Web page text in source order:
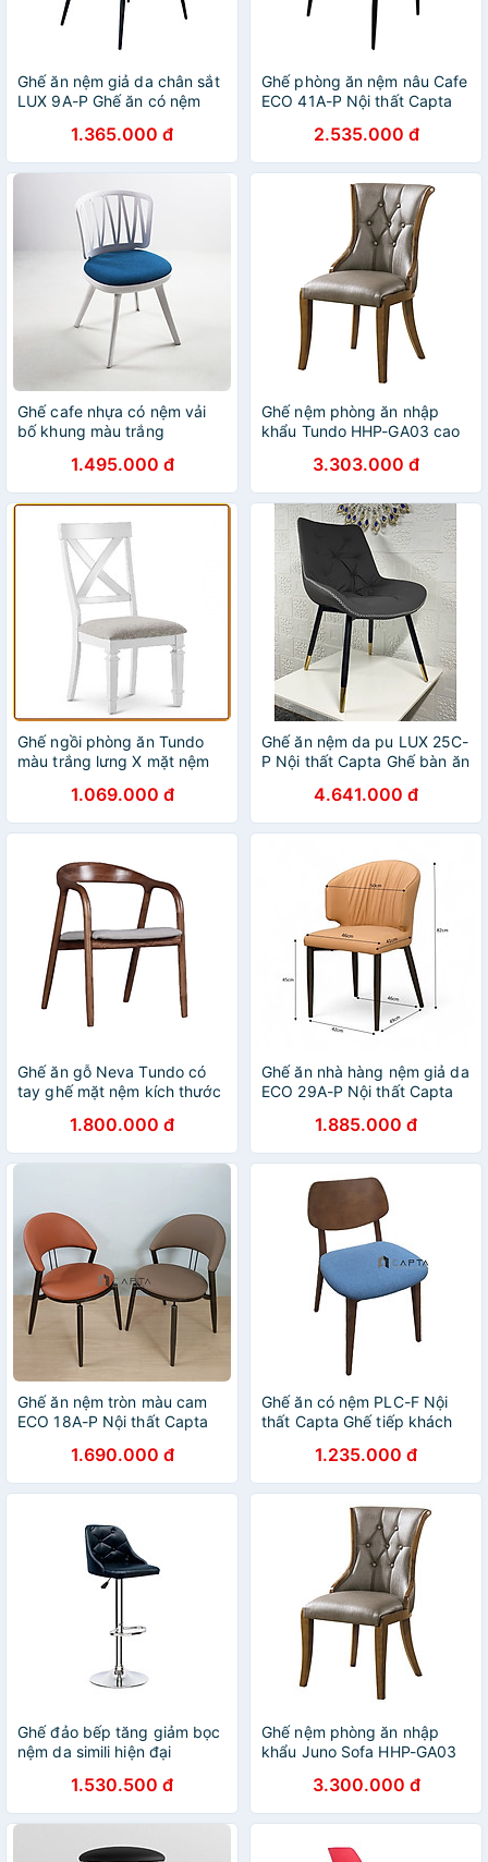
Ghế ăn nệm giả da chân sắt
LUX 9A-P Ghế ăn có nệm
điện màu đen cao cấp
1.365.000 đ
Ghế phòng ăn nệm nâu Cafe
ECO 41A-P Nội thất Capta
Polywood có bọc nệm simili
chân ghế sắt sơn tĩnh điện
màu đen
2.535.000 đ
Ghế cafe nhựa có nệm vải
bố khung màu trắng
Ghế ăn thân nhựa nệm vải
không tay tựa tại HCM
1.495.000 đ
Ghế nệm phòng ăn nhập
khẩu Tundo HHP-GA03 cao
3.303.000 đ
Ghế ngồi phòng ăn Tundo
màu trắng lưng X mặt nệm
1.069.000 đ
Ghế ăn nệm da pu LUX 25C-
P Nội thất Capta Ghế bàn ăn
chân ghế sắt sơn tĩnh điện
màu đen gắn ống đồng tại
hcm
4.641.000 đ
Ghế ăn gỗ Neva Tundo có
tay ghế mặt nệm kích thước
1.800.000 đ
Ghế ăn nhà hàng nệm giả da
ECO 29A-P Nội thất Capta
bọc simili chân sắt sơn tĩnh
điện màu đen
1.885.000 đ
Ghế ăn nệm tròn màu cam
ECO 18A-P Nội thất Capta
nghiệp chân sắt sơn tĩnh
điện màu đen carbon bóng
1.690.000 đ
Ghế ăn có nệm PLC-F Nội
thất Capta Ghế tiếp khách
nệm bọc vải màu xanh lá
Cafe Fastfood Chair
1.235.000 đ
Ghế đảo bếp tăng giảm bọc
nệm da simili hiện đại
1.530.500 đ
Ghế nệm phòng ăn nhập
khẩu Juno Sofa HHP-GA03
3.300.000 đ